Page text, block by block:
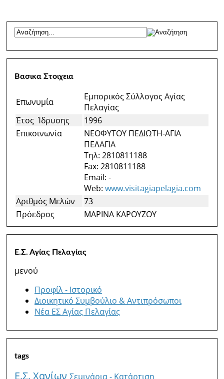
Βασικα Στοιχεια
Επωνυμία
Εμπορικός Σύλλογος Αγίας
Πελαγίας
Έτος Ίδρυσης
1996
Επικοινωνία
ΝΕΟΦΥΤΟΥ ΠΕΔΙΩΤΗ-ΑΓΙΑ
ΠΕΛΑΓΙΑ
Τηλ: 2810811188
Fax: 2810811188
Email: -
Web: www.visitagiapelagia.com
Αριθμός Μελών
73
Πρόεδρος
ΜΑΡΙΝΑ ΚΑΡΟΥΖΟΥ
Ε.Σ. Αγίας Πελαγίας
μενού
Προφίλ - Ιστορικό
Διοικητικό Συμβούλιο & Αντιπρόσωποι
Νέα ΕΣ Αγίας Πελαγίας
tags
Ε.Σ. Χανίων Σεμινάρια - Κατάρτιση